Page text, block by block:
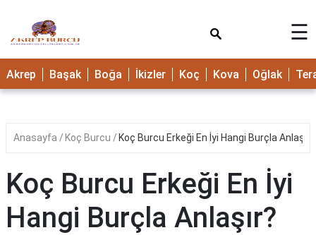
☰
Akrep Başak Boğa İkizler Koç Kova Oğlak
Anasayfa Koç Burcu Koç Burcu Erkeği En İyi Hangi Burçla Anlaşır?
Koç Burcu Erkeği En İyi
Hangi Burçla Anlaşır?